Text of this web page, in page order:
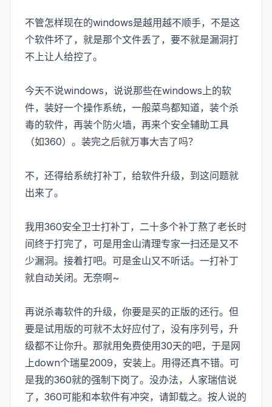
不管怎样现在的windows是越用越不顺手，不是这
个软件坏了，就是那个文件丢了，要不就是漏洞打
不上让人给控了。
今天不说windows，说说那些在windows上的软
件，装好一个操作系统，一般菜鸟都知道，装个杀
毒的软件，再装个防火墙，再来个安全辅助工具
（如360）。装完之后就万事大吉了吗？
不，还得给系统打补丁，给软件升级，到这问题就
出来了。
我用360安全卫士打补丁，二十多个补丁熬了老长时
间终于打完了，可是用金山清理专家一扫还是又不
少漏洞。接着打吧。可是金山又不听话。一打补丁
就自动关闭。无奈啊~
再说杀毒软件的升级，你要是买的正版的还行。但
要是试用版的可就不太好应付了，没有序列号，升
级都不让你升。那就用免费使用30天的吧，于是网
上down个瑞星2009，安装上。用得还真不错。可
是我的360就的强制下岗了。没办法，人家瑞信说
了，360可能和本软件有冲突，请卸载之。按人说的